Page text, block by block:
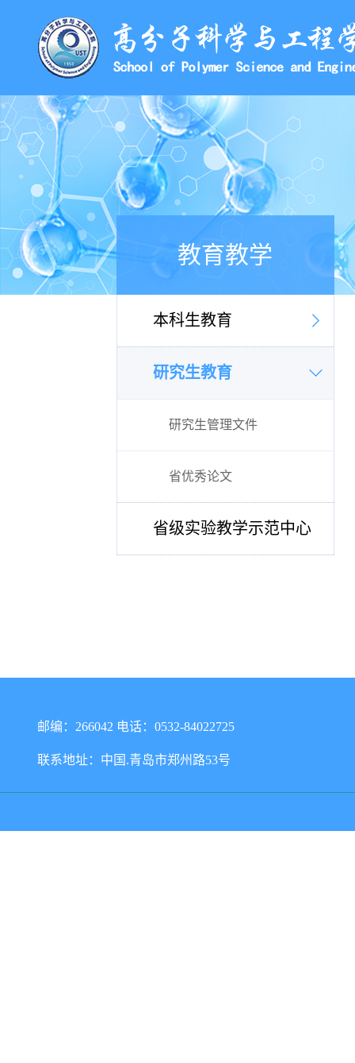
教育教学
本科生教育
研究生教育
研究生管理文件
省优秀论文
省级实验教学示范中心
邮编：266042 电话：0532-84022725
联系地址：中国.青岛市郑州路53号